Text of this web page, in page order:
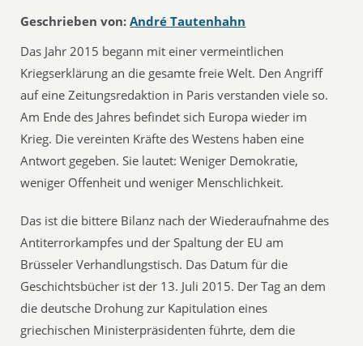
Geschrieben von: André Tautenhahn
Das Jahr 2015 begann mit einer vermeintlichen
Kriegserklärung an die gesamte freie Welt. Den Angriff
auf eine Zeitungsredaktion in Paris verstanden viele so.
Am Ende des Jahres befindet sich Europa wieder im
Krieg. Die vereinten Kräfte des Westens haben eine
Antwort gegeben. Sie lautet: Weniger Demokratie,
weniger Offenheit und weniger Menschlichkeit.
Das ist die bittere Bilanz nach der Wiederaufnahme des
Antiterrorkampfes und der Spaltung der EU am
Brüsseler Verhandlungstisch. Das Datum für die
Geschichtsbücher ist der 13. Juli 2015. Der Tag an dem
die deutsche Drohung zur Kapitulation eines
griechischen Ministerpräsidenten führte, dem die